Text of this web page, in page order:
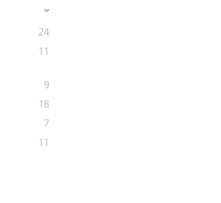
24
11
9
18
7
11